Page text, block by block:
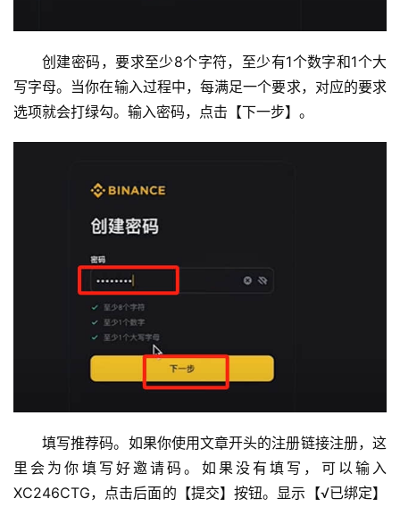
创建密码，要求至少8个字符，至少有1个数字和1个大
写字母。当你在输入过程中，每满足一个要求，对应的要求
选项就会打绿勾。输入密码，点击【下一步】。
填写推荐码。如果你使用文章开头的注册链接注册，这
里会为你填写好邀请码。如果没有填写，可以输入
XC246CTG，点击后面的【提交】按钮。显示【√已绑定】